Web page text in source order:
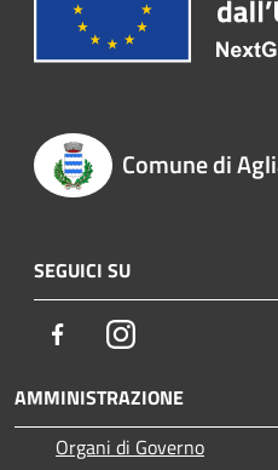
Comune di
SEGUICI SU
FacebookInstagram
AMMINISTRAZIONE
Organi di Governo